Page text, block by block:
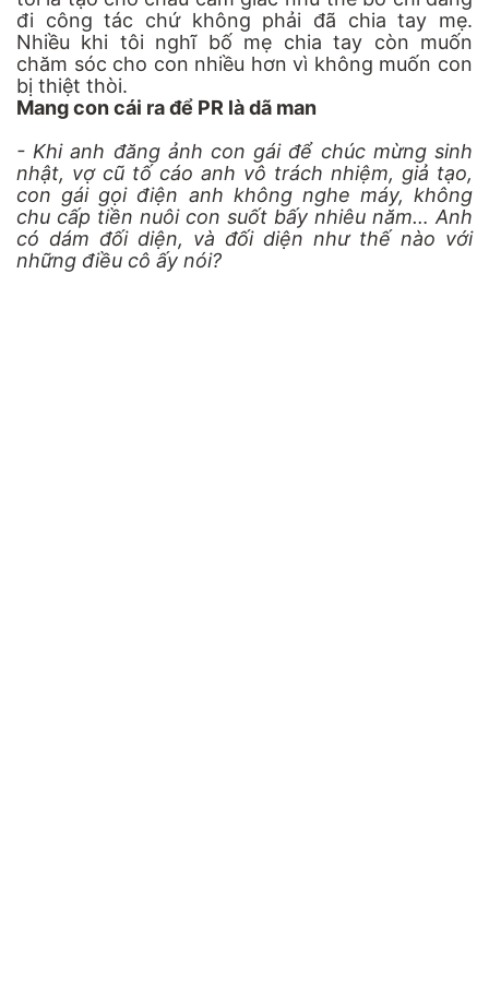
đi công tác chứ không phải đã chia tay mẹ.
Nhiều khi tôi nghĩ bố mẹ chia tay còn muốn
chăm sóc cho con nhiều hơn vì không muốn con
bị thiệt thòi.
Mang con cái ra để PR là dã man
- Khi anh đăng ảnh con gái để chúc mừng sinh
nhật, vợ cũ tố cáo anh vô trách nhiệm, giả tạo,
con gái gọi điện anh không nghe máy, không
chu cấp tiền nuôi con suốt bấy nhiêu năm… Anh
có dám đối diện, và đối diện như thế nào với
những điều cô ấy nói?